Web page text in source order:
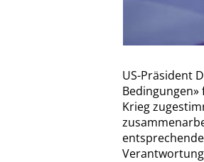
US-Präsident
Krieg